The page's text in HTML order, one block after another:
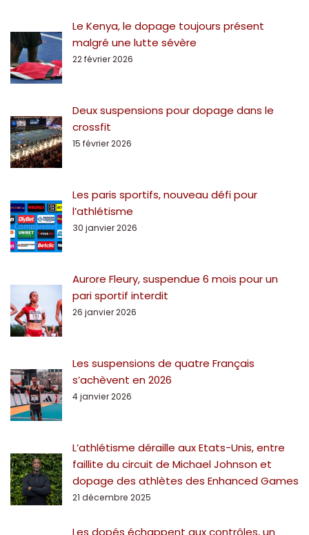
Le Kenya, le dopage toujours présent
malgré une lutte sévère
22 février 2026
Deux suspensions pour dopage dans le
crossfit
15 février 2026
Les paris sportifs, nouveau défi pour
l’athlétisme
30 janvier 2026
Aurore Fleury, suspendue 6 mois pour un
pari sportif interdit
26 janvier 2026
Les suspensions de quatre Français
s’achèvent en 2026
4 janvier 2026
L’athlétisme déraille aux Etats-Unis, entre
faillite du circuit de Michael Johnson et
dopage des athlètes des Enhanced Games
21 décembre 2025
Les dopés échappent aux contrôles, un